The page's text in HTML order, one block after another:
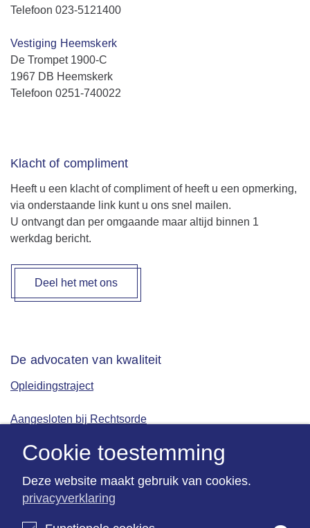
Telefoon 023-5121400
Vestiging Heemskerk
De Trompet 1900-C
1967 DB Heemskerk
Telefoon 0251-740022
Klacht of compliment
Heeft u een klacht of compliment of heeft u een opmerking,
via onderstaande link kunt u ons snel mailen.
U ontvangt dan per omgaande maar altijd binnen 1
werkdag bericht.
Deel het met ons
De advocaten van kwaliteit
Opleidingstraject
Aangesloten bij Rechtsorde
ISO 9001 gecertificeerd
Kantoorinformatie
Cookie toestemming
Deze website maakt gebruik van cookies.
privacyverklaring